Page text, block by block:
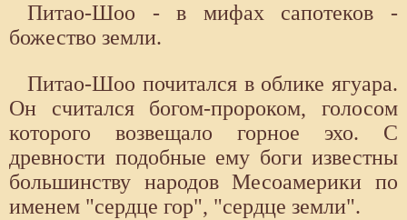
Питао-Шоо - в мифах сапотеков -
божество земли.
Питао-Шоо почитался в облике ягуара.
Он считался богом-пророком, голосом
которого возвещало горное эхо. С
древности подобные ему боги известны
большинству народов Месоамерики по
именем "сердце гор", "сердце земли".